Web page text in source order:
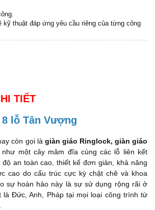
kỹ thuật đáp ứng yêu cầu riêng của từng công
TIẾT
lỗ Tân Vượng
còn gọi là giàn giáo Ringlock, giàn giáo
một cây mâm đĩa cùng các lỗ liên kết
an toàn cao, thiết kế đơn giản, khả năng
cao do cấu trúc cực kỳ chặt chẽ và khoa
sự hoàn hảo này là sự sử dụng rộng rãi ở
là Đức, Anh, Pháp tại mọi loại công trình từ